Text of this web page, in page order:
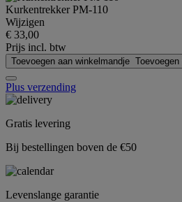
Kurkentrekker PM-110
Wijzigen
€ 33,00
Prijs incl. btw
Toevoegen aan winkelmandje
Plus verzending
Gratis levering
Bij bestellingen boven de €50
Levenslange garantie